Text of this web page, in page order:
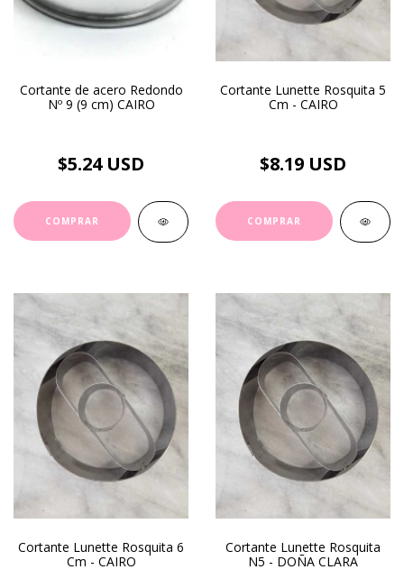
Cortante de acero Redondo
Nº 9 (9 cm) CAIRO
$5.24 USD
Cortante Lunette Rosquita 5
Cm - CAIRO
$8.19 USD
Cortante Lunette Rosquita 6
Cm - CAIRO
Cortante Lunette Rosquita
N5 - DOÑA CLARA